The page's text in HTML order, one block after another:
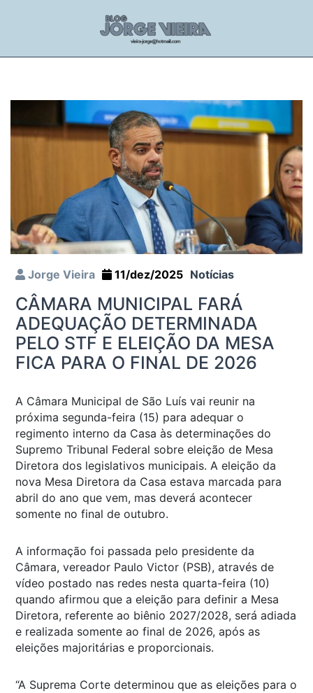
Jorge Vieira 11/dez/2025 Notícias
CÂMARA MUNICIPAL FARÁ
ADEQUAÇÃO DETERMINADA
PELO STF E ELEIÇÃO DA MESA
FICA PARA O FINAL DE 2026
A Câmara Municipal de São Luís vai reunir na
próxima segunda-feira (15) para adequar o
regimento interno da Casa às determinações do
Supremo Tribunal Federal sobre eleição de Mesa
Diretora dos legislativos municipais. A eleição da
nova Mesa Diretora da Casa estava marcada para
abril do ano que vem, mas deverá acontecer
somente no final de outubro.
A informação foi passada pelo presidente da
Câmara, vereador Paulo Victor (PSB), através de
vídeo postado nas redes nesta quarta-feira (10)
quando afirmou que a eleição para definir a Mesa
Diretora, referente ao biênio 2027/2028, será adiada
e realizada somente ao final de 2026, após as
eleições majoritárias e proporcionais.
“A Suprema Corte determinou que as eleições para o